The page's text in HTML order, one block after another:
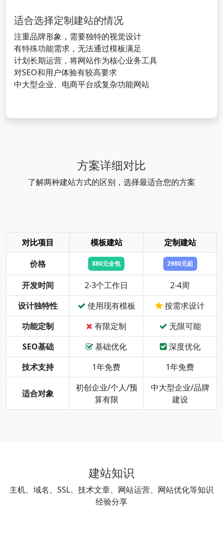
适合选择定制建站的情况
注重品牌形象，需要独特的视觉设计
有特殊功能需求，无法通过模板满足
计划长期运营，将网站作为核心业务工具
对SEO和用户体验有较高要求
中大型企业、电商平台或复杂功能网站
方案详细对比
了解两种建站方式的区别，选择最适合您的方案
对比项目 模板建站
定制建站
价格
880元全包 2980元起
开发时间 2-3个工作日
2-4周
设计独特性
使用现有模板
按需求设计
功能定制
有限定制
无限可能
SEO基础
基础优化
深度优化
技术支持
1年免费 1年免费
适合对象
初创企业/个人/预
算有限
中大型企业/品牌
建设
建站知识
主机、域名、SSL、技术文章、网站运营、网站优化等知识
经验分享